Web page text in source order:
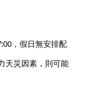
，假日無安排配
天災因素，則可能